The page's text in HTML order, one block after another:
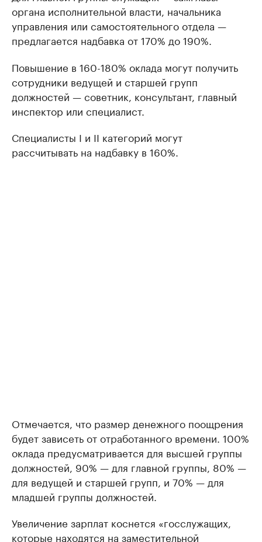
органа исполнительной власти, начальника
управления или самостоятельного отдела —
предлагается надбавка от 170% до 190%.
Повышение в 160-180% оклада могут получить
сотрудники ведущей и старшей групп
должностей — советник, консультант, главный
инспектор или специалист.
Специалисты I и II категорий могут
рассчитывать на надбавку в 160%.
Отмечается, что размер денежного поощрения
будет зависеть от отработанного времени. 100%
оклада предусматривается для высшей группы
должностей, 90% — для главной группы, 80% —
для ведущей и старшей групп, и 70% — для
младшей группы должностей.
Увеличение зарплат коснется «госслужащих,
которые находятся на заместительной